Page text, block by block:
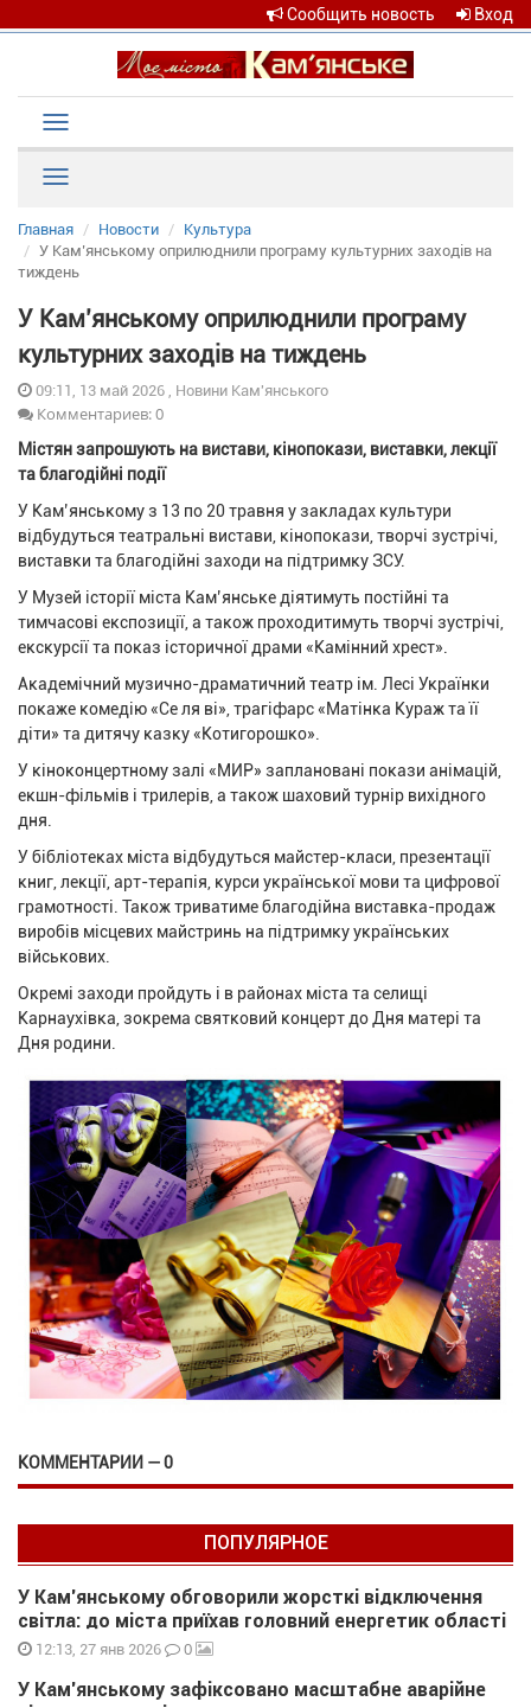
Сообщить новость Вход
navigation
Главная Новости
Культура
У Кам’янському оприлюднили програму культурних заходів на
тиждень
У Кам’янському оприлюднили програму
культурних заходів на тиждень
09:11, 13 май 2026 , Новини Кам'янського
Комментариев: 0
Містян запрошують на вистави, кінопокази, виставки, лекції
та благодійні події
У Кам’янському з 13 по 20 травня у закладах культури
відбудуться театральні вистави, кінопокази, творчі зустрічі,
виставки та благодійні заходи на підтримку ЗСУ.
У Музей історії міста Кам’янське діятимуть постійні та
тимчасові експозиції, а також проходитимуть творчі зустрічі,
екскурсії та показ історичної драми «Камінний хрест».
Академічний музично-драматичний театр ім. Лесі Українки
покаже комедію «Се ля ві», трагіфарс «Матінка Кураж та її
діти» та дитячу казку «Котигорошко».
У кіноконцертному залі «МИР» заплановані покази анімацій,
екшн-фільмів і трилерів, а також шаховий турнір вихідного
дня.
У бібліотеках міста відбудуться майстер-класи, презентації
книг, лекції, арт-терапія, курси української мови та цифрової
грамотності. Також триватиме благодійна виставка-продаж
виробів місцевих майстринь на підтримку українських
військових.
Окремі заходи пройдуть і в районах міста та селищі
Карнаухівка, зокрема святковий концерт до Дня матері та
Дня родини.
КОММЕНТАРИИ — 0
ПОПУЛЯРНОЕ
У Кам’янському обговорили жорсткі відключення
світла: до міста приїхав головний енергетик області
12:13, 27 янв 2026 0
У Кам’янському зафіксовано масштабне аварійне